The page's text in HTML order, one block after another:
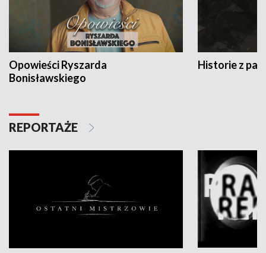
Opowieści Ryszarda
Bonisławskiego
Historie z
REPORTAŻE